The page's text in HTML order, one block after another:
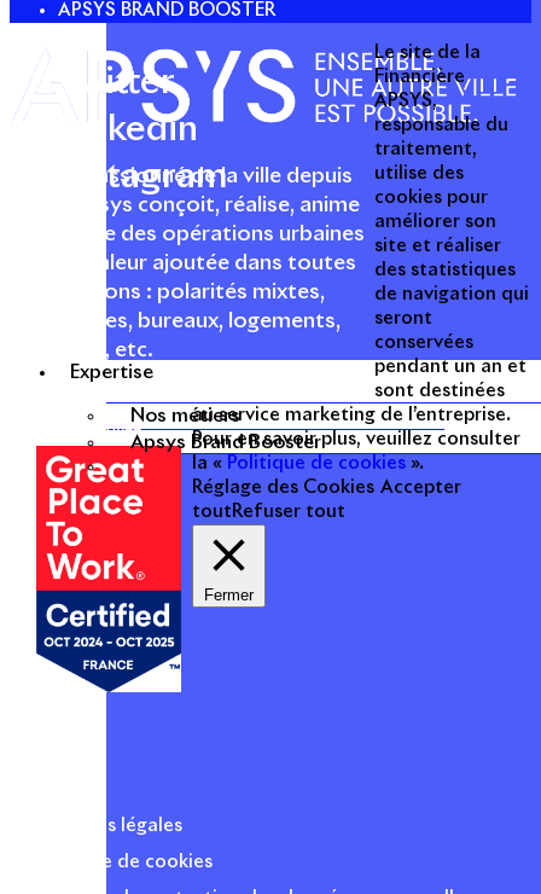
Expertise
Nos métiers
Apsys Brand Booster
APSYS BRAND BOOSTER
Acteur passionné de la ville depuis
1996, Apsys conçoit, réalise, anime
et valorise des opérations urbaines
à forte valeur ajoutée dans toutes
les fonctions : polarités mixtes,
commerces, bureaux, logements,
hôtellerie, etc.
Une entreprise
certifiée
Mentions légales
Politique de cookies
Twitter
Linkedin
Instagram
Le site de la
Financière
APSYS,
responsable du
traitement,
utilise des
cookies pour
améliorer son
site et réaliser
des statistiques
de navigation qui
seront
conservées
pendant un an et
sont destinées
au service marketing de l’entreprise.
Pour en savoir plus, veuillez consulter
la « Politique de cookies ».
Réglage des Cookies Accepter
tout Refuser tout
Fermer